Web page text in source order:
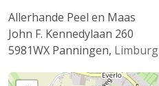
Allerhande Peel en Maas
John F. Kennedylaan 260
5981WX Panningen, Limburg